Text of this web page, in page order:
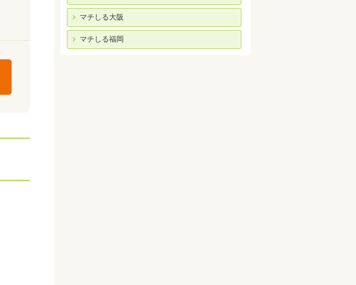
マチしる大阪
マチしる福岡